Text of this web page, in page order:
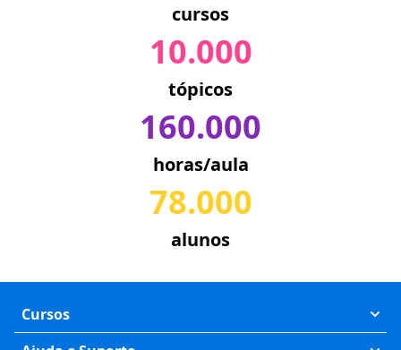
cursos
10.000
tópicos
160.000
horas/aula
78.000
alunos
Cursos